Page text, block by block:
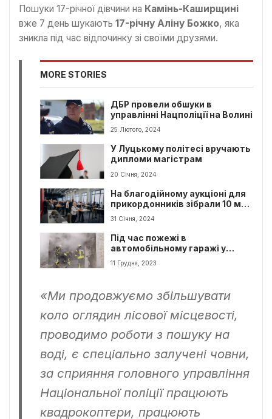
Пошуки 17-річної дівчини на Камінь-Каширщині
вже 7 день шукають 17-річну Аліну Божко, яка
зникла під час відпочинку зі своїми друзями.
MORE STORIES
ДБР провели обшуки в
управлінні Нацполіції на Волині
25 Лютого, 2024
У Луцькому політесі вручають
дипломи магістрам
20 Січня, 2024
На благодійному аукціоні для
прикордонників зібрали 10 млн
гривень
31 Січня, 2024
Під час пожежі в
автомобільному гаражі у
Луцьку постраждав чоловік,
який отримав опіки.
11 Грудня, 2023
«Ми продовжуємо збільшувати
коло оглядин лісової місцевості,
проводимо роботи з пошуку на
воді, є спеціально залучені човни,
за сприяння головного управління
Національної поліції працюють
квадрокоптери, працюють